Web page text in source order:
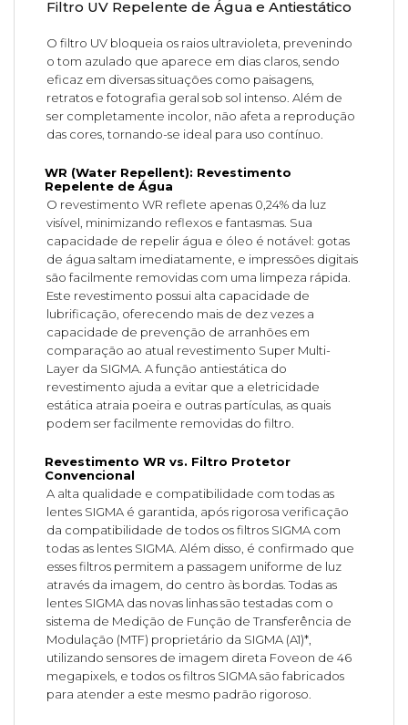
Filtro UV Repelente de Água e Antiestático
O filtro UV bloqueia os raios ultravioleta, prevenindo
o tom azulado que aparece em dias claros, sendo
eficaz em diversas situações como paisagens,
retratos e fotografia geral sob sol intenso. Além de
ser completamente incolor, não afeta a reprodução
das cores, tornando-se ideal para uso contínuo.
WR (Water Repellent): Revestimento
Repelente de Água
O revestimento WR reflete apenas 0,24% da luz
visível, minimizando reflexos e fantasmas. Sua
capacidade de repelir água e óleo é notável: gotas
de água saltam imediatamente, e impressões digitais
são facilmente removidas com uma limpeza rápida.
Este revestimento possui alta capacidade de
lubrificação, oferecendo mais de dez vezes a
capacidade de prevenção de arranhões em
comparação ao atual revestimento Super Multi-
Layer da SIGMA. A função antiestática do
revestimento ajuda a evitar que a eletricidade
estática atraia poeira e outras partículas, as quais
podem ser facilmente removidas do filtro.
Revestimento WR vs. Filtro Protetor
Convencional
A alta qualidade e compatibilidade com todas as
lentes SIGMA é garantida, após rigorosa verificação
da compatibilidade de todos os filtros SIGMA com
todas as lentes SIGMA. Além disso, é confirmado que
esses filtros permitem a passagem uniforme de luz
através da imagem, do centro às bordas. Todas as
lentes SIGMA das novas linhas são testadas com o
sistema de Medição de Função de Transferência de
Modulação (MTF) proprietário da SIGMA (A1)*,
utilizando sensores de imagem direta Foveon de 46
megapixels, e todos os filtros SIGMA são fabricados
para atender a este mesmo padrão rigoroso.